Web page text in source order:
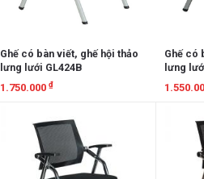
Ghế có bàn viết, ghế hội thảo
lưng lưới GL424B
1.750.000 ₫
Ghế có
lưng